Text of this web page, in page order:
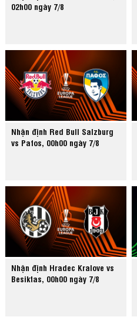
02h00 ngày 7/8
Nhận định Red Bull Salzburg
vs Pafos, 00h00 ngày 7/8
Nhận định Hradec Kralove vs
Besiktas, 00h00 ngày 7/8